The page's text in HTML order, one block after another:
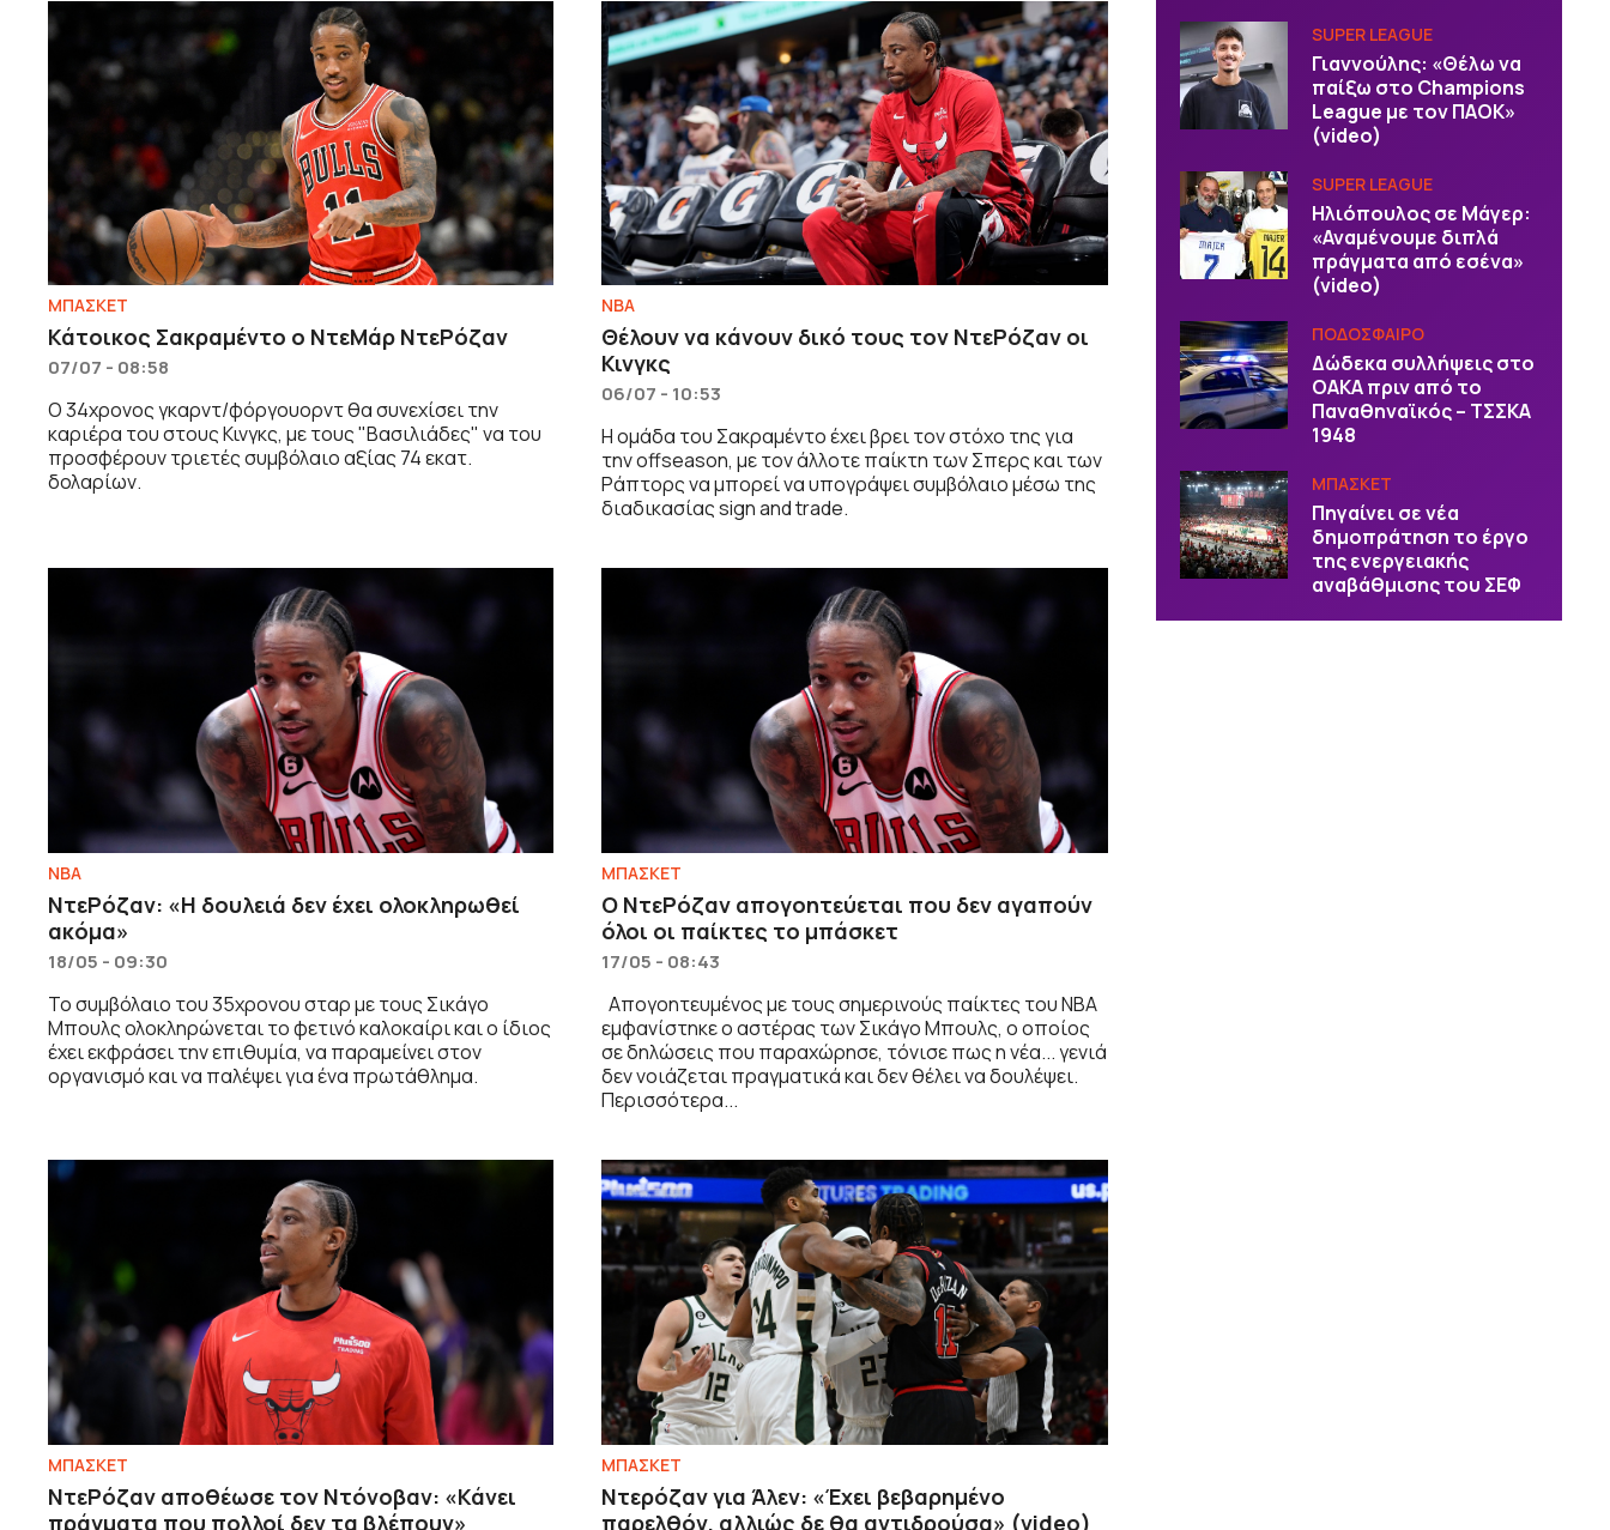
ΜΠΑΣΚΕΤ
Κάτοικος Σακραμέντο ο ΝτεΜάρ ΝτεΡόζαν
07/07 - 08:58
Ο 34χρονος γκαρντ/φόργουορντ θα συνεχίσει την
καριέρα του στους Κινγκς, με τους "Βασιλιάδες" να του
προσφέρουν τριετές συμβόλαιο αξίας 74 εκατ.
δολαρίων.
NBA
Θέλουν να κάνουν δικό τους τον ΝτεΡόζαν οι
Κινγκς
06/07 - 10:53
Η ομάδα του Σακραμέντο έχει βρει τον στόχο της για
την offseason, με τον άλλοτε παίκτη των Σπερς και των
Ράπτορς να μπορεί να υπογράψει συμβόλαιο μέσω της
διαδικασίας sign and trade.
NBA
ΝτεΡόζαν: «Η δουλειά δεν έχει ολοκληρωθεί
ακόμα»
18/05 - 09:30
Το συμβόλαιο του 35χρονου σταρ με τους Σικάγο
Μπουλς ολοκληρώνεται το φετινό καλοκαίρι και ο ίδιος
έχει εκφράσει την επιθυμία, να παραμείνει στον
οργανισμό και να παλέψει για ένα πρωτάθλημα.
ΜΠΑΣΚΕΤ
Ο ΝτεΡόζαν απογοητεύεται που δεν αγαπούν
όλοι οι παίκτες το μπάσκετ
17/05 - 08:43
Απογοητευμένος με τους σημερινούς παίκτες του NBA
εμφανίστηκε ο αστέρας των Σικάγο Μπουλς, ο οποίος
σε δηλώσεις που παραχώρησε, τόνισε πως η νέα... γενιά
δεν νοιάζεται πραγματικά και δεν θέλει να δουλέψει.
Περισσότερα...
ΜΠΑΣΚΕΤ
ΝτεΡόζαν αποθέωσε τον Ντόνοβαν: «Κάνει
πράγματα που πολλοί δεν τα βλέπουν»
ΜΠΑΣΚΕΤ
Ντερόζαν για Άλεν: «Έχει βεβαρημένο
παρελθόν, αλλιώς δε θα αντιδρούσα» (video)
SUPER LEAGUE
Γιαννούλης: «Θέλω να
παίξω στο Champions
League με τον ΠΑΟΚ»
(video)
SUPER LEAGUE
Ηλιόπουλος σε Μάγερ:
«Αναμένουμε διπλά
πράγματα από εσένα»
(video)
ΠΟΔΟΣΦΑΙΡΟ
Δώδεκα συλλήψεις στο
ΟΑΚΑ πριν από το
Παναθηναϊκός – ΤΣΣΚΑ
1948
ΜΠΑΣΚΕΤ
Πηγαίνει σε νέα
δημοπράτηση το έργο
της ενεργειακής
αναβάθμισης του ΣΕΦ